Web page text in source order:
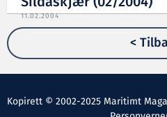
11.02.2004
<
Kopirett © 2002-2025 Maritimt